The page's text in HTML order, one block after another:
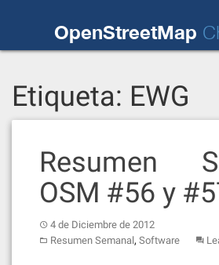
OpenStreetMap
Etiqueta: EWG
Resumen
OSM #56 y
4 de Diciembre de 2012
Resumen Semanal, Software